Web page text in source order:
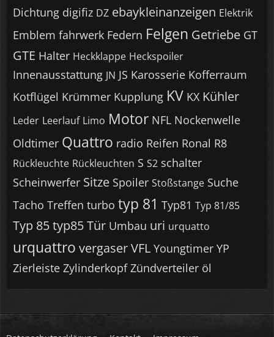
Dichtung digifiz DZ ebaykleinanzeigen Elektrik
Emblem fahrwerk Federn Felgen Getriebe GT
GTE Halter Heckklappe Heckspoiler
Innenausstattung JN JS Karosserie Kofferraum
Kotflügel Krümmer Kupplung KV KX Kühler
Leder Leerlauf Limo Motor NFL Nockenwelle
Oldtimer Quattro radio Reifen Ronal R8
Rückleuchte Rückleuchten S S2 schalter
Scheinwerfer Sitze Spoiler Stoßstange Suche
Tacho Treffen turbo typ 81 Typ81 Typ 81/85
Typ 85typ85Tür Umbau uri urquatto
urquattro vergaserVFL Youngtimer YP
Zierleiste Zylinderkopf Zündverteiler öl